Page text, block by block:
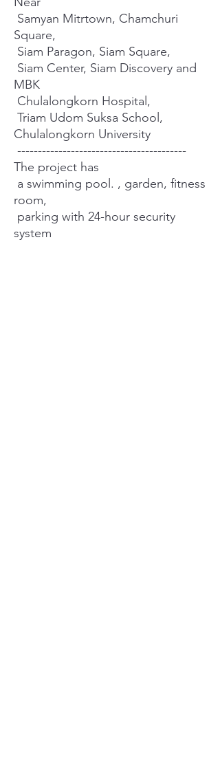
Samyan Mitrtown, Chamchuri
Square,
Siam Paragon, Siam Square,
Siam Center, Siam Discovery and
MBK
Chulalongkorn Hospital,
Triam Udom Suksa School,
Chulalongkorn University
-----------------------------------------
The project has
a swimming pool. , garden, fitness
room,
parking with 24-hour security
system